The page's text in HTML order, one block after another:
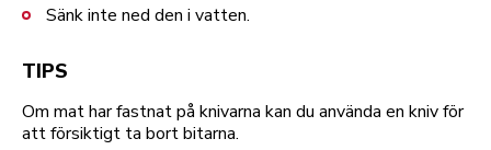
Sänk inte ned den i vatten.
TIPS
Om mat har fastnat på knivarna kan du använda en kniv för
att försiktigt ta bort bitarna.